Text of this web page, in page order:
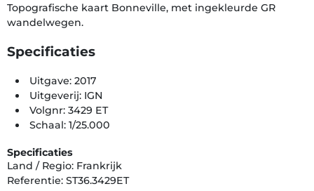
Topografische kaart Bonneville, met ingekleurde GR
wandelwegen.
Specificaties
Uitgave: 2017
Uitgeverij: IGN
Volgnr: 3429 ET
Schaal: 1/25.000
Specificaties
Land / Regio: Frankrijk
Referentie: ST36.3429ET